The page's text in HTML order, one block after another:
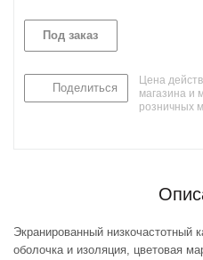
Под заказ
Поделиться
Цена
магазина и
розничных
Экранированный
оболочка и изоляция, цветовая